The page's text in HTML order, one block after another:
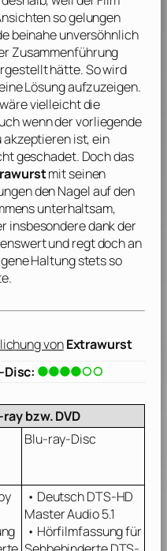
so gelungen
beinahe unversöhnlich
Zusammenführung
hätte. So wird
Lösung aufzuzeigen.
vielleicht die
wenn der vorliegende
ist, ein
geschadet. Doch das
mit seinen
den Nagel auf den
unterhaltsam,
insbesondere dank der
und regt doch an
Haltung stets so
vonExtrawurst
Disc:
bzw. DVD
Blu-ray-Disc
• Deutsch DTS-HD
Master Audio 5.1
• Hörfilmfassung für